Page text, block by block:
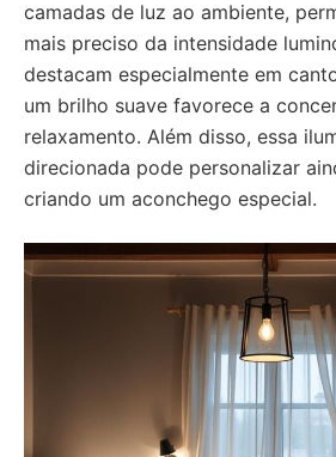
camadas de luz ao ambiente,
mais preciso da intensidade
destacam especialmente em
um brilho suave favorece a
relaxamento. Além disso, essa
direcionada pode personalizar
criando um aconchego especial.